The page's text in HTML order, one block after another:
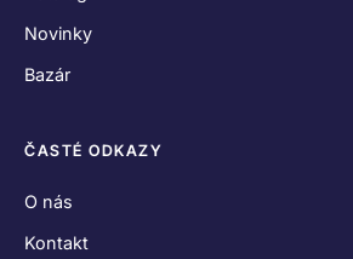
Novinky
Bazár
ČASTÉ ODKAZY
O nás
Kontakt